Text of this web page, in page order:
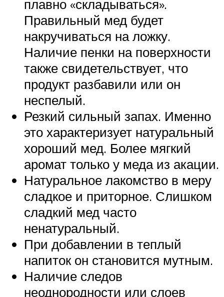
плавно «складываться».
Правильный мед будет
накручиваться на ложку.
Наличие пенки на поверхности
также свидетельствует, что
продукт разбавили или он
неспелый.
Резкий сильный запах. Именно
это характеризует натуральный
хороший мед. Более мягкий
аромат только у меда из акации.
Натуральное лакомство в меру
сладкое и приторное. Слишком
сладкий мед часто
ненатуральный.
При добавлении в теплый
напиток он становится мутным.
Наличие следов
неоднородности или слоев